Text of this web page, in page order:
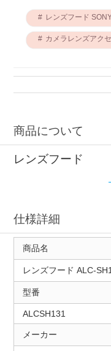
レンズフード
カメラレンズアク
商品について
レンズフード
仕様詳細
商品名
レンズフード ALC-
型番
ALCSH131
メーカー